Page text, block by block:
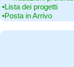
•‎Lista dei progetti
•‎Posta in Arrivo